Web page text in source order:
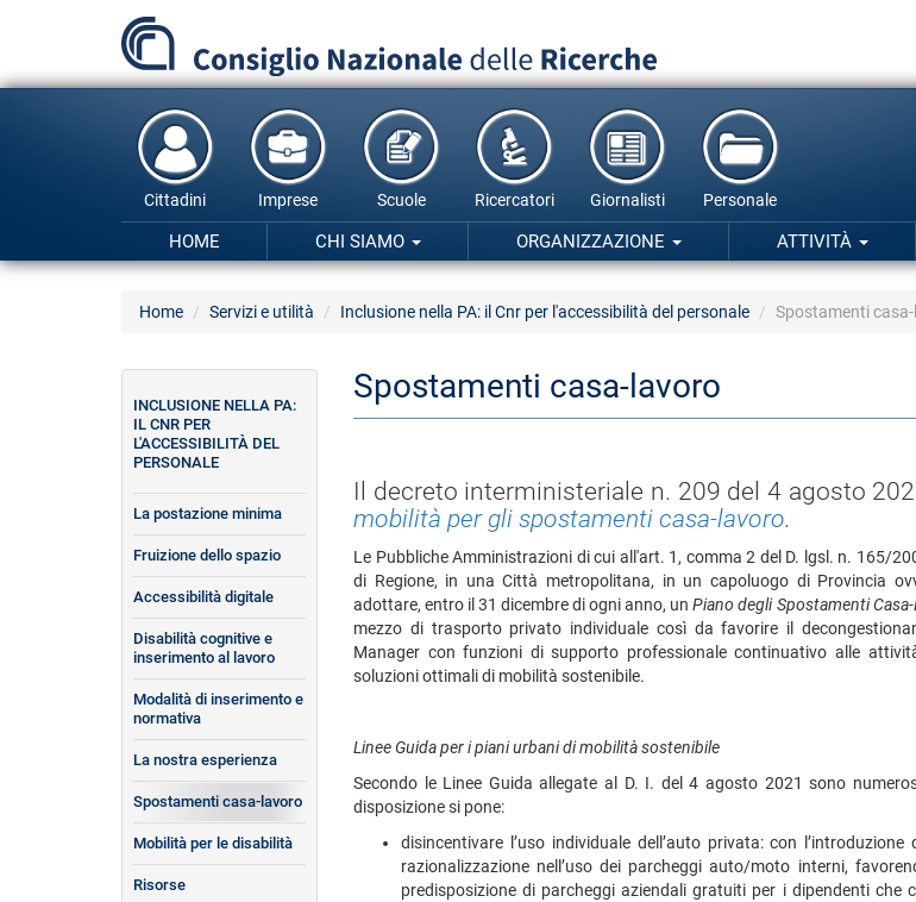
principale
Cittadini Imprese Scuole Ricercatori Giornalisti Personale
HOME CHI SIAMO ORGANIZZAZIONE ATTIVITÀ
Home Servizi e utilità Inclusione nella PA: il Cnr per l'accessibilità del personale Spostamenti
Spostamenti casa-lavoro
Il decreto interministeriale n. 209 del 4 agosto
mobilità per gli spostamenti casa-lavoro.
Le Pubbliche Amministrazioni di cui all'art. 1, comma 2 del D. lgsl. n. 165/
di Regione, in una Città metropolitana, in un capoluogo di Provincia
adottare, entro il 31 dicembre di ogni anno, unPiano degli Spostamenti
mezzo di trasporto privato individuale così da favorire il
Manager con funzioni di supporto professionale continuativo alle
soluzioni ottimali di mobilità sostenibile.
Linee Guida per i piani urbani di mobilità sostenibile
Secondo le Linee Guida allegate al D. I. del 4 agosto 2021 sono
disposizione si pone:
disincentivare l’uso individuale dell’auto privata: con
razionalizzazione nell’uso dei parcheggi auto/moto interni,
predisposizione di parcheggi aziendali gratuiti per i dipendenti
INCLUSIONE NELLA PA:
IL CNR PER
L'ACCESSIBILITÀ DEL
PERSONALE
La postazione minima
Fruizione dello spazio
Accessibilità digitale
Disabilità cognitive e
inserimento al lavoro
Modalità di inserimento e
normativa
La nostra esperienza
Spostamenti casa-lavoro
Mobilità per le disabilità
Risorse